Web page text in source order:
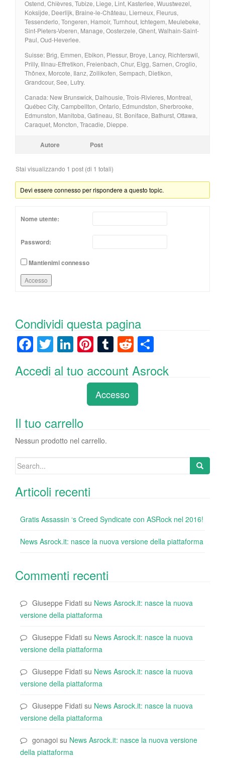
Ostend, Chièvres, Tubize, Liege, Lint, Kasterlee, Wuustwezel,
Koksijde, Deerlijk, Braine-le-Château, Lierneux, Fleurus,
Tessenderlo, Tongeren, Hamoir, Turnhout, Ichtegem, Meulebeke,
Sint-Pieters-Voeren, Manage, Oosterzele, Ghent, Walhain-Saint-
Paul, Oud-Heverlee.
Suisse: Brig, Emmen, Ebikon, Plessur, Broye, Lancy, Richterswil,
Prilly, Illnau-Effretikon, Freienbach, Chur, Elgg, Sarnen, Croglio,
Thônex, Morcote, Ilanz, Zollikofen, Sempach, Dietikon,
Grandcour, See, Lutry.
Canada: New Brunswick, Dalhousie, Trois-Rivieres, Montreal,
Québec City, Campbellton, Ontario, Edmundston, Sherbrooke,
Edmunston, Manitoba, Gatineau, St. Boniface, Bathurst, Ottawa,
Caraquet, Moncton, Tracadie, Dieppe.
Autore Post
Stai visualizzando 1 post (di 1 totali)
Devi essere connesso per rispondere a questo topic.
Nome utente:
Password:
Mantienimi connesso
Accesso
Condividi questa pagina
F
c
o
o
k
T
wi
tt
Li
k
n
Pi
er
e
st
T
m
bl
r
R
e
d
di
t
n
Accedi al tuo account Asrock
Accesso
Il tuo carrello
Nessun prodotto nel carrello.
Search
Articoli recenti
Gratis Assassin ‘s Creed Syndicate con ASRock nel 2016!
News Asrock.it: nasce la nuova versione della piattaforma
Commenti recenti
Giuseppe Fidati su News Asrock.it: nasce la nuova
versione della piattaforma
Giuseppe Fidati su News Asrock.it: nasce la nuova
versione della piattaforma
Giuseppe Fidati su News Asrock.it: nasce la nuova
versione della piattaforma
Giuseppe Fidati su News Asrock.it: nasce la nuova
versione della piattaforma
gonagoi su News Asrock.it: nasce la nuova versione
della piattaforma